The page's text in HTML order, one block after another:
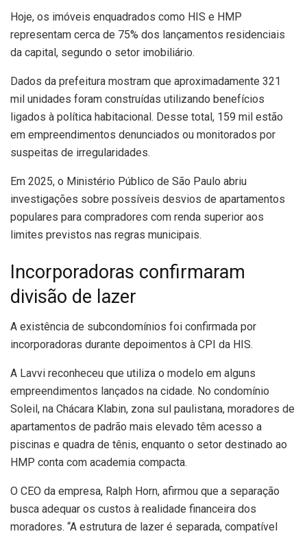
Hoje, os imóveis enquadrados como HIS e HMP
representam cerca de 75% dos lançamentos residenciais
da capital, segundo o setor imobiliário.
Dados da prefeitura mostram que aproximadamente 321
mil unidades foram construídas utilizando benefícios
ligados à política habitacional. Desse total, 159 mil estão
em empreendimentos denunciados ou monitorados por
suspeitas de irregularidades.
Em 2025, o Ministério Público de São Paulo abriu
investigações sobre possíveis desvios de apartamentos
populares para compradores com renda superior aos
limites previstos nas regras municipais.
Incorporadoras confirmaram
divisão de lazer
A existência de subcondomínios foi confirmada por
incorporadoras durante depoimentos à CPI da HIS.
A Lavvi reconheceu que utiliza o modelo em alguns
empreendimentos lançados na cidade. No condomínio
Soleil, na Chácara Klabin, zona sul paulistana, moradores de
apartamentos de padrão mais elevado têm acesso a
piscinas e quadra de tênis, enquanto o setor destinado ao
HMP conta com academia compacta.
O CEO da empresa, Ralph Horn, afirmou que a separação
busca adequar os custos à realidade financeira dos
moradores. “A estrutura de lazer é separada, compatível